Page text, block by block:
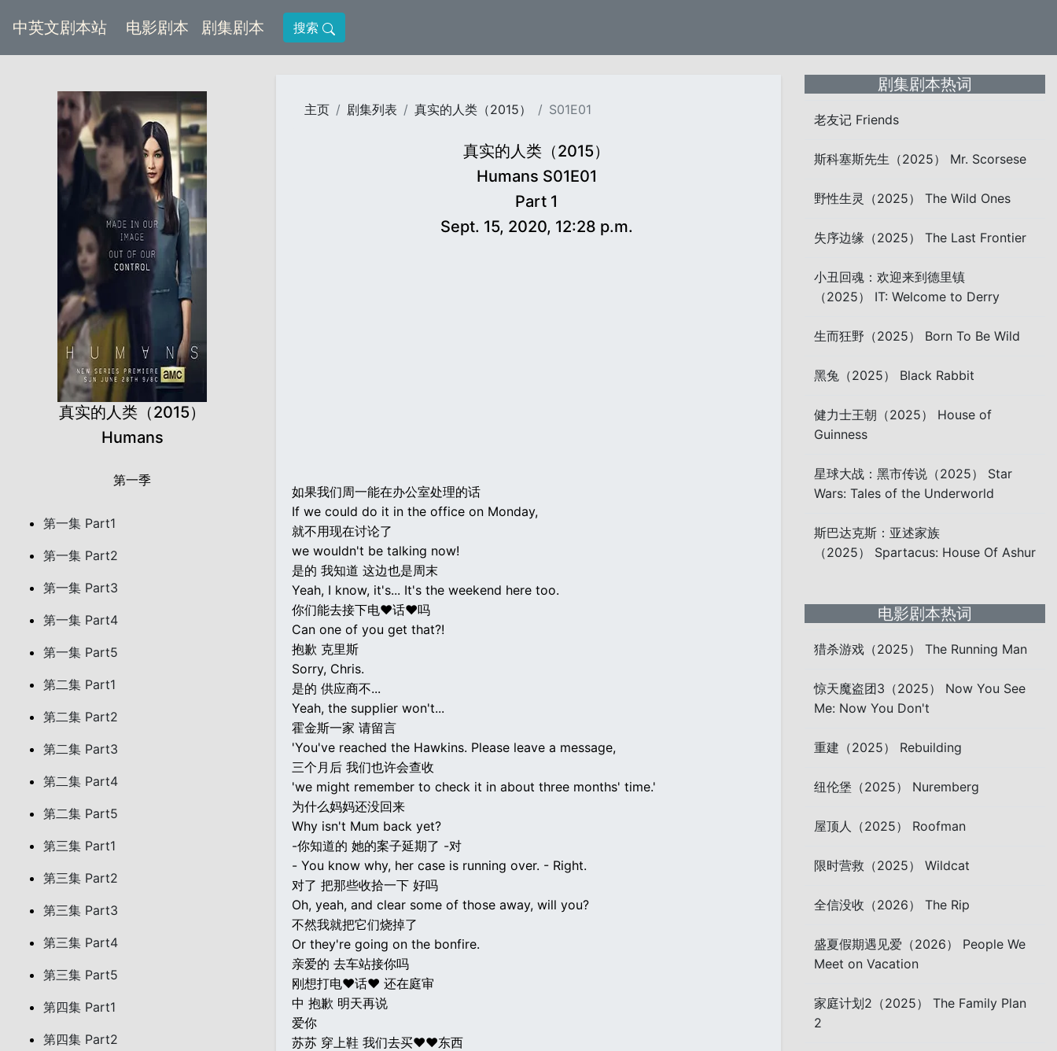
中英文剧本站 电影剧本 (current)
剧集剧本 (current)
搜索
真实的人类（2015）
Humans
第一季
第一集 Part1
第一集 Part2
第一集 Part3
第一集 Part4
第一集 Part5
第二集 Part1
第二集 Part2
第二集 Part3
第二集 Part4
第二集 Part5
第三集 Part1
第三集 Part2
第三集 Part3
第三集 Part4
第三集 Part5
第四集 Part1
第四集 Part2
主页 剧集列表 真实的人类（2015） S01E01
真实的人类（2015）
Humans S01E01
Part 1
Sept. 15, 2020, 12:28 p.m.
如果我们周一能在办公室处理的话
If we could do it in the office on Monday,
就不用现在讨论了
we wouldn't be talking now!
是的 我知道 这边也是周末
Yeah, I know, it's... It's the weekend here too.
你们能去接下电♥话♥吗
Can one of you get that?!
抱歉 克里斯
Sorry, Chris.
是的 供应商不...
Yeah, the supplier won't...
霍金斯一家 请留言
'You've reached the Hawkins. Please leave a message,
三个月后 我们也许会查收
'we might remember to check it in about three months' time.'
为什么妈妈还没回来
Why isn't Mum back yet?
-你知道的 她的案子延期了 -对
- You know why, her case is running over. - Right.
对了 把那些收拾一下 好吗
Oh, yeah, and clear some of those away, will you?
不然我就把它们烧掉了
Or they're going on the bonfire.
亲爱的 去车站接你吗
刚想打电♥话♥ 还在庭审
中 抱歉 明天再说
爱你
苏苏 穿上鞋 我们去买♥♥东西
剧集剧本热词
老友记 Friends
斯科塞斯先生（2025） Mr. Scorsese
野性生灵（2025） The Wild Ones
失序边缘（2025） The Last Frontier
小丑回魂：欢迎来到德里镇
（2025） IT: Welcome to Derry
生而狂野（2025） Born To Be Wild
黑兔（2025） Black Rabbit
健力士王朝（2025） House of
Guinness
星球大战：黑市传说（2025） Star
Wars: Tales of the Underworld
斯巴达克斯：亚述家族
（2025） Spartacus: House Of Ashur
电影剧本热词
猎杀游戏（2025） The Running Man
惊天魔盗团3（2025） Now You See
Me: Now You Don't
重建（2025） Rebuilding
纽伦堡（2025） Nuremberg
屋顶人（2025） Roofman
限时营救（2025） Wildcat
全信没收（2026） The Rip
盛夏假期遇见爱（2026） People We
Meet on Vacation
家庭计划2（2025） The Family Plan
2